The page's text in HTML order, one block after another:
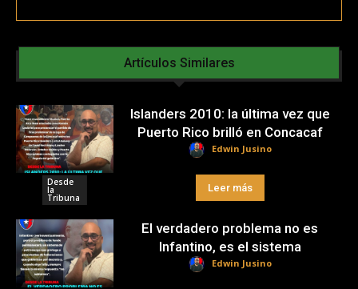
Artículos Similares
Desde
la
Tribuna
Islanders 2010: la última vez que
Puerto Rico brilló en Concacaf
Edwin Jusino
Leer más
El verdadero problema no es
Infantino, es el sistema
Edwin Jusino